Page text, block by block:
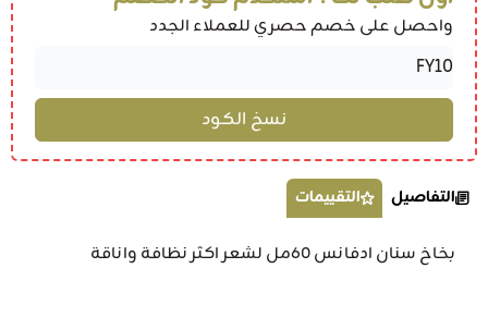
واحصل على خصم حصري للعملاء الجدد
التفاصيل التقييمات
بخاخ سنان ادفانس 60مل لشعر اكثر نظافة واناقة